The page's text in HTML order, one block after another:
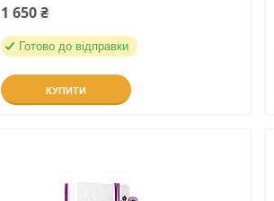
1 650 ₴
Готово до відправки
КУПИТИ